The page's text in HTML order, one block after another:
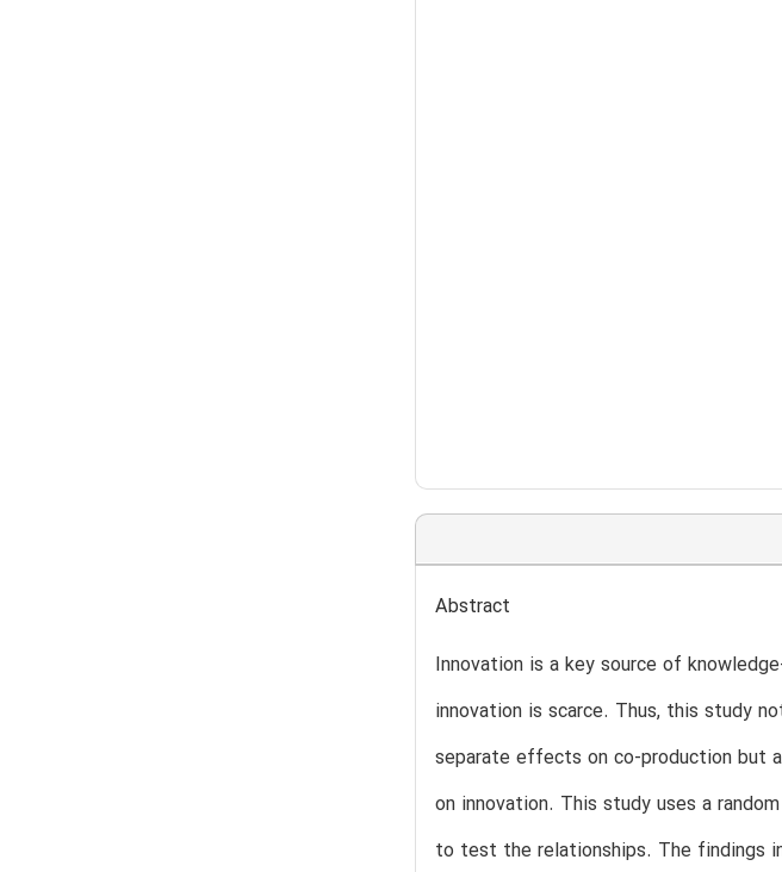
Abstract
Innovation is a key source of
innovation is scarce. Thus, this study
separate effects on co-production but
on innovation. This study uses a
to test the relationships. The findings